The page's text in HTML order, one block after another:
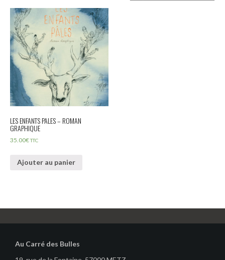
LES ENFANTS PALES – ROMAN
GRAPHIQUE
35.00€TTC
Ajouter au panier
Au Carré des Bulles